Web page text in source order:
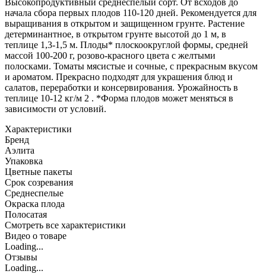
Высокопродуктивный среднеспелый сорт. От всходов до
начала сбора первых плодов 110-120 дней. Рекомендуется для
выращивания в открытом и защищенном грунте. Растение
детерминантное, в открытом грунте высотой до 1 м, в
теплице 1,3-1,5 м. Плоды* плоскоокруглой формы, средней
массой 100-200 г, розово-красного цвета с желтыми
полосками. Томаты мясистые и сочные, с прекрасным вкусом
и ароматом. Прекрасно подходят для украшения блюд и
салатов, переработки и консервирования. Урожайность в
теплице 10-12 кг/м 2 . *Форма плодов может меняться в
зависимости от условий.
Характеристики
Бренд
Аэлита
Упаковка
Цветные пакеты
Срок созревания
Среднеспелые
Окраска плода
Полосатая
Cмотреть все характеристики
Видео о товаре
Loading...
Отзывы
Loading...